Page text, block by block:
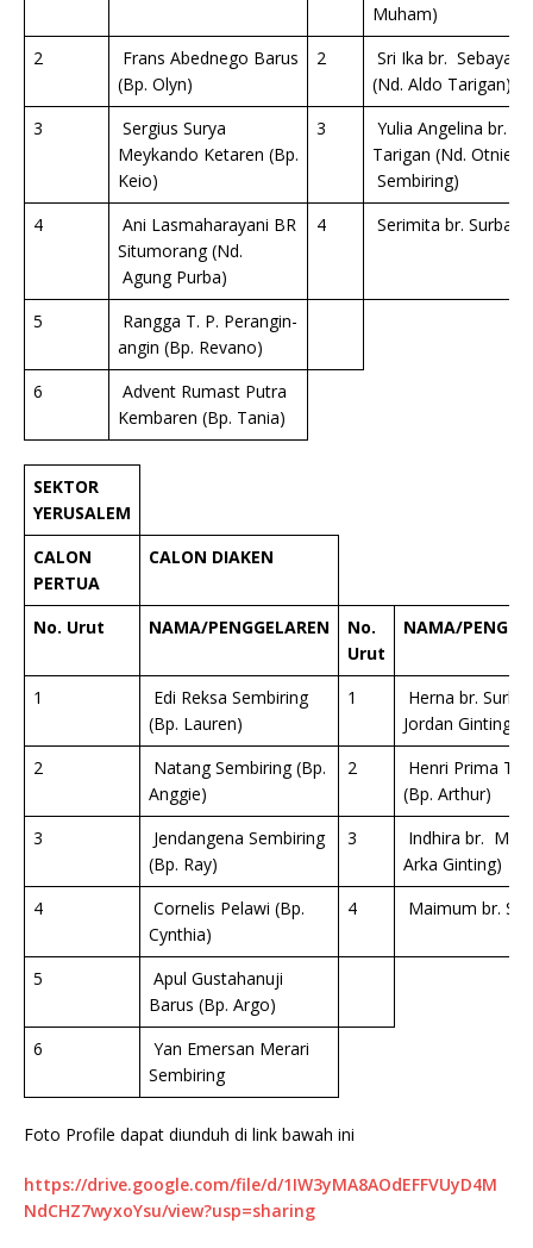
Muham)
2
Frans Abednego Barus
(Bp. Olyn)
2
Sri Ika br. Sebayang
(Nd. Aldo Tarigan)
3
Sergius Surya
Meykando Ketaren (Bp.
Keio)
3
Yulia Angelina br.
Tarigan (Nd. Otniel
Sembiring)
4
Ani Lasmaharayani BR
Situmorang (Nd.
Agung Purba)
4 Serimita br. Surbakti
5
Rangga T. P. Perangin-
angin (Bp. Revano)
6
Advent Rumast Putra
Kembaren (Bp. Tania)
SEKTOR
YERUSALEM
CALON
PERTUA
CALON DIAKEN
No. Urut NAMA/PENGGELAREN
No.
Urut
NAMA/
1
Edi Reksa Sembiring
(Bp. Lauren)
1
Herna br.
Jordan Ginting)
2
Natang Sembiring (Bp.
Anggie)
2
Henri Prima
(Bp. Arthur)
3
Jendangena Sembiring
(Bp. Ray)
3
Indhira br.
Arka Ginting)
4
Cornelis Pelawi (Bp.
Cynthia)
4 Maimum br.
5
Apul Gustahanuji
Barus (Bp. Argo)
6
Yan Emersan Merari
Sembiring
Foto Profile dapat diunduh di link bawah ini
https://drive.google.com/file/d/1IW3yMA8AOdEFFVUyD4M
NdCHZ7wyxoYsu/view?usp=sharing